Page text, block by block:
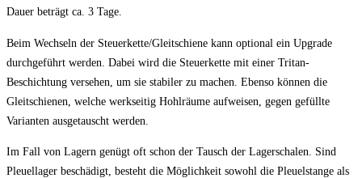
Dauer beträgt ca. 3 Tage.
Beim Wechseln der Steuerkette/Gleitschiene kann optional ein Upgrade
durchgeführt werden. Dabei wird die Steuerkette mit einer Tritan-
Beschichtung versehen, um sie stabiler zu machen. Ebenso können die
Gleitschienen, welche werkseitig Hohlräume aufweisen, gegen gefüllte
Varianten ausgetauscht werden.
Im Fall von Lagern genügt oft schon der Tausch der Lagerschalen. Sind
Pleuellager beschädigt, besteht die Möglichkeit sowohl die Pleuelstange als